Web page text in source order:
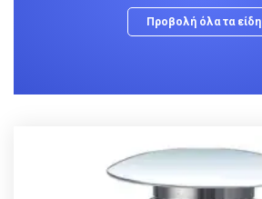
Προβολή όλα τα είδη